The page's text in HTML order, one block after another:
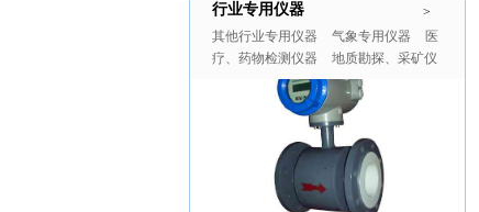
>
行业专用仪器
其他行业专用仪器 气象专用仪器
医
疗、药物检测仪器
地质勘探、采矿仪
推广商品 更多>>